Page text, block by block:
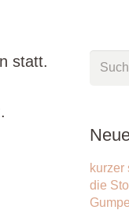
statt.
Suchen
kurzer
die